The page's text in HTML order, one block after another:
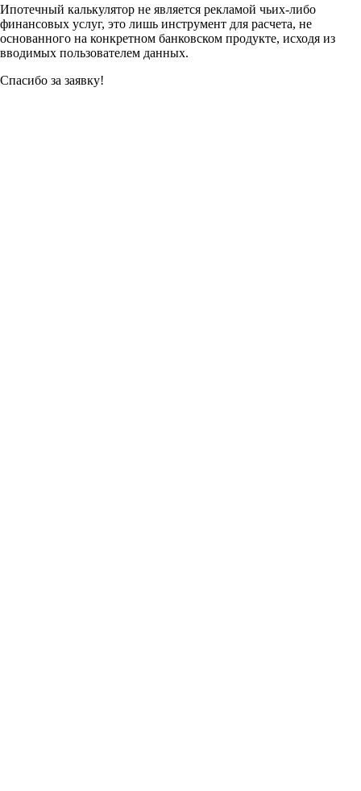
Ипотечный калькулятор не является рекламой чьих-либо
финансовых услуг, это лишь инструмент для расчета, не
основанного на конкретном банковском продукте, исходя из
вводимых пользователем данных.
Спасибо за заявку!